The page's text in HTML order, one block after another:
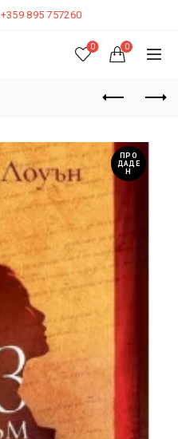
+359 895 757260
0 0
ПРО
ДАДЕ
Н